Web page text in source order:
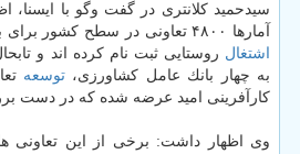
سیدحمید كلانتری در گفت وگو با ایسنا،
آمارها ۴۸۰۰ تعاونی در سطح كشور برای بهره مندی از مزایای طرح
اشتغال
به چهار بانك عامل كشاورزی، توسعه
كارآفرینی امید عرضه شده كه در دست
وی اظهار داشت: برخی از این تعاونی